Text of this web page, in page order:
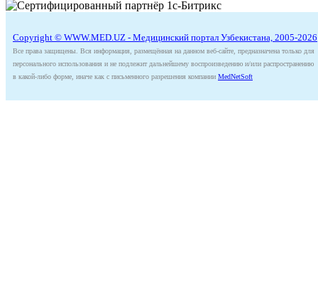
Copyright © WWW.MED.UZ - Медицинский портал Узбекистана, 2005-2026
Все права защищены. Вся информация, размещённая на данном веб-сайте, предназначена только для
персонального использования и не подлежит дальнейшему воспроизведению и/или распространению
в какой-либо форме, иначе как с письменного разрешения компании MedNetSoft